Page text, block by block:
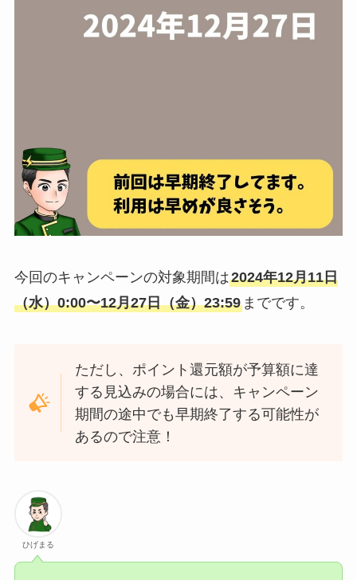
今回のキャンペーンの対象期間は2024年12月11日
（水）0:00〜12月27日（金）23:59までです。
ただし、ポイント還元額が予算額に達
する見込みの場合には、キャンペーン
期間の途中でも早期終了する可能性が
あるので注意！
ひげまる